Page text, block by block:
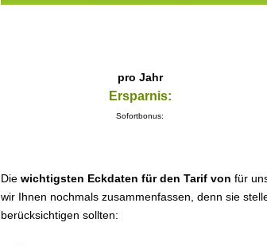
pro Jahr
Ersparnis:
Sofortbonus:
Die wichtigsten Eckdaten für den Tarif von für
wir Ihnen nochmals zusammenfassen, denn sie
berücksichtigen sollten: